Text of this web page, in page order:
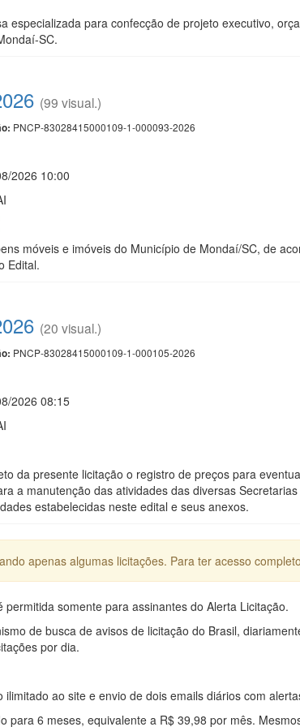
especializada para confecção de projeto executivo,
SC.
(99 visual.)
PNCP-83028415000109-1-000093-2026
2026 10:00
móveis e imóveis do Município de Mondaí/SC, de
Edital.
(20 visual.)
PNCP-83028415000109-1-000105-2026
2026 08:15
da presente licitação o registro de preços para
a manutenção das atividades das diversas
estabelecidas neste edital e seus anexos.
apenas algumas licitações. Para ter acesso
permitida somente para assinantes do Alerta Licitação.
de busca de avisos de licitação do Brasil,
por dia.
ilimitado ao site e envio de dois emails diários com
para 6 meses, equivalente a R$ 39,98 por mês.